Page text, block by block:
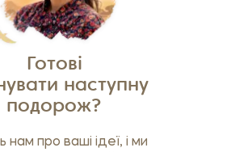
Готові
наступну
подорож?
нам про ваші ідеї, і ми